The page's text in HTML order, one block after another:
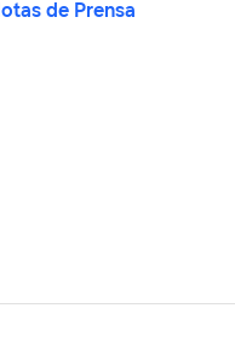
en sus
de Prensa